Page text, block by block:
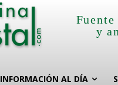
y
INFORMACIÓN AL DÍA